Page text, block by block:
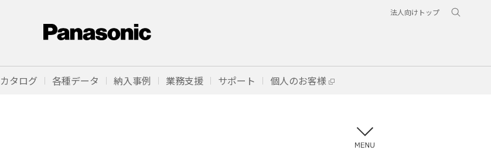
法人向けトップ
カタログ 各種データ 納入事例 業務支援 サポート 個人のお客様